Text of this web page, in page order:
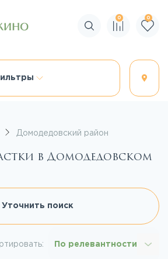
Поиск по сайту
0 0
Домодедовский район
в Домодедовском
Уточнить поиск
По релевантности